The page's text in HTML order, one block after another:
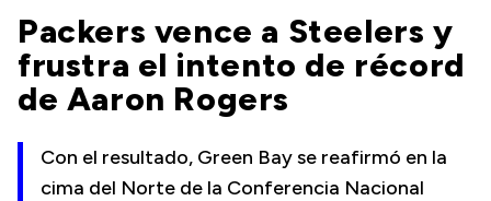
Packers vence a Steelers y
frustra el intento de récord
de Aaron Rogers
Con el resultado, Green Bay se reafirmó en la
cima del Norte de la Conferencia Nacional